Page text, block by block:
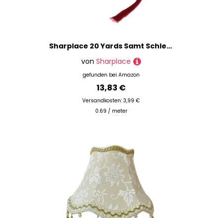
Sharplace 20 Yards Samt Schleifenband Schmuckband Geschenkband Dekoband für Weihnachten Hochzeit Valentinstag Geschenkverpackung Bastelarbeiten Baby Shower Dekoration, Weinrot
von Sharplace
gefunden bei Amazon
13,83 €
Versandkosten: 3,99 €
0.69 / meter